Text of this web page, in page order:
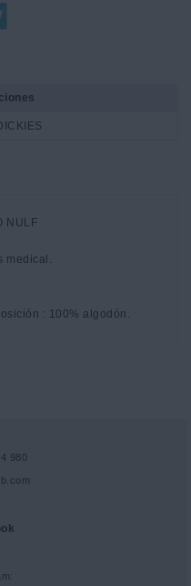
NULF
medical.
: 100% algodón.
980